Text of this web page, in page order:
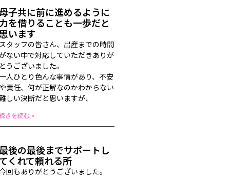
子共に前に進めるように
を借りることも一歩だと
います
タッフの皆さん、出産までの時間
ない中で対応していただきありが
うございました。
人ひとり色んな事情があり、不安
責任、何が正解なのかわからない
しい決断だと思いますが、
きを読む »
後の最後までサポートし
くれて頼れる所
回もありがとうございました。